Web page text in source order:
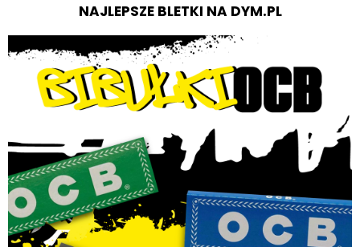
NAJLEPSZE BLETKI NA DYM.PL